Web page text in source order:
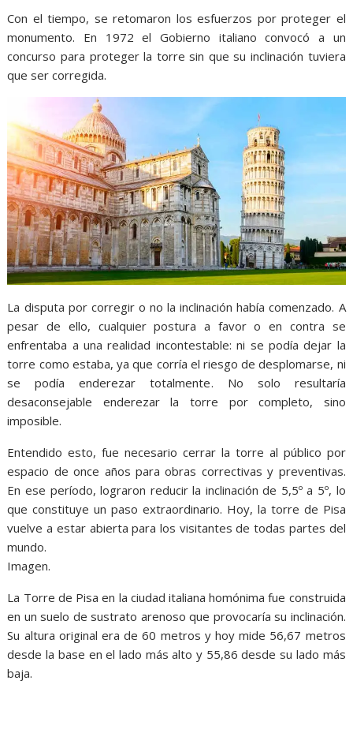
Con el tiempo, se retomaron los esfuerzos por proteger el
monumento. En 1972 el Gobierno italiano convocó a un
concurso para proteger la torre sin que su inclinación tuviera
que ser corregida.
La disputa por corregir o no la inclinación había comenzado. A
pesar de ello, cualquier postura a favor o en contra se
enfrentaba a una realidad incontestable: ni se podía dejar la
torre como estaba, ya que corría el riesgo de desplomarse, ni
se podía enderezar totalmente. No solo resultaría
desaconsejable enderezar la torre por completo, sino
imposible.
Entendido esto, fue necesario cerrar la torre al público por
espacio de once años para obras correctivas y preventivas.
En ese período, lograron reducir la inclinación de 5,5º a 5º, lo
que constituye un paso extraordinario. Hoy, la torre de Pisa
vuelve a estar abierta para los visitantes de todas partes del
mundo.
Imagen.
La Torre de Pisa en la ciudad italiana homónima fue construida
en un suelo de sustrato arenoso que provocaría su inclinación.
Su altura original era de 60 metros y hoy mide 56,67 metros
desde la base en el lado más alto y 55,86 desde su lado más
baja.